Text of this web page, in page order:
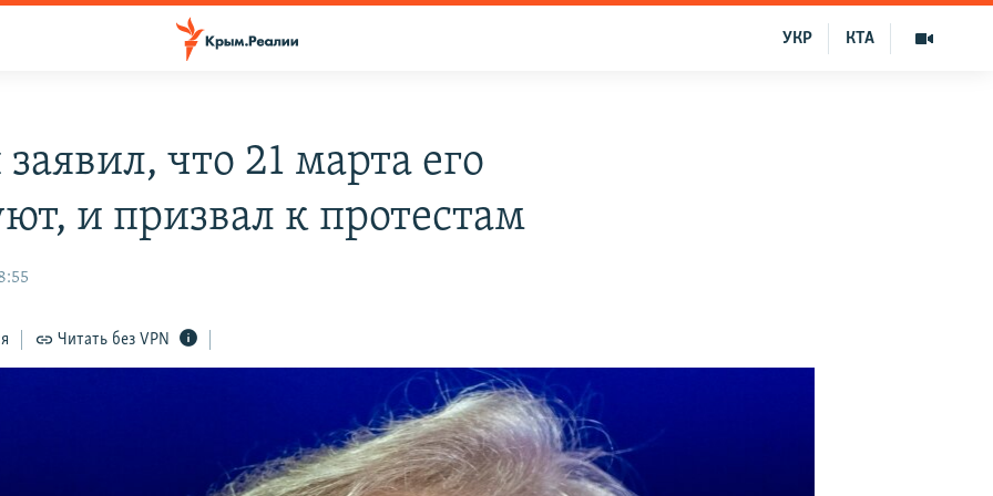
КТА
УКР
что 21 марта его
и призвал к протестам
Читать без VPN